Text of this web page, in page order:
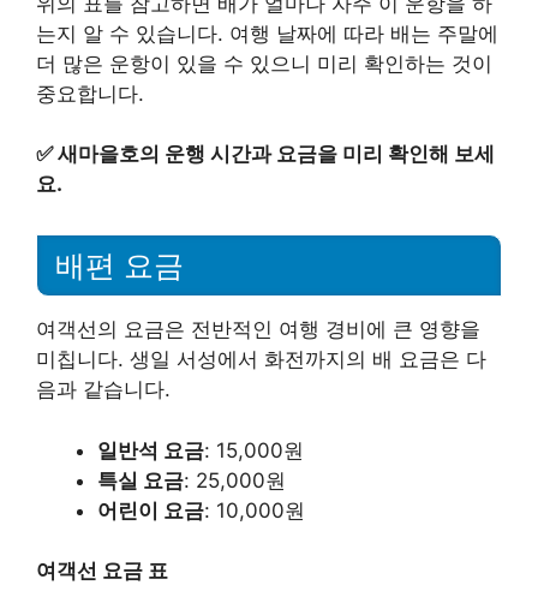
는지 알 수 있습니다. 여행 날짜에 따라 배는 주말에
더 많은 운항이 있을 수 있으니 미리 확인하는 것이
중요합니다.
✅새마을호의 운행 시간과 요금을 미리 확인해 보세
요.
배편 요금
여객선의 요금은 전반적인 여행 경비에 큰 영향을
미칩니다. 생일 서성에서 화전까지의 배 요금은 다
음과 같습니다.
일반석 요금: 15,000원
특실 요금: 25,000원
어린이 요금: 10,000원
여객선 요금 표